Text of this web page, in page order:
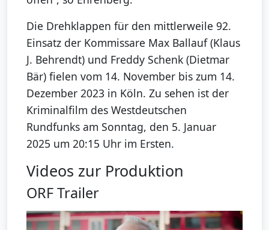
Die Drehklappen für den mittlerweile 92.
Einsatz der Kommissare Max Ballauf (Klaus
J. Behrendt) und Freddy Schenk (Dietmar
Bär) fielen vom 14. November bis zum 14.
Dezember 2023 in Köln. Zu sehen ist der
Kriminalfilm des Westdeutschen
Rundfunks am Sonntag, den 5. Januar
2025 um 20:15 Uhr im Ersten.
Videos zur Produktion
ORF Trailer